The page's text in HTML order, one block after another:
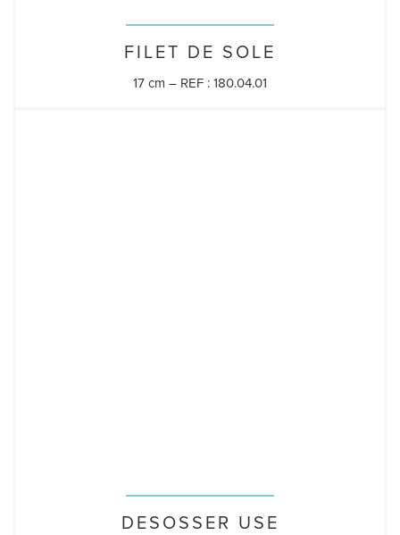
FILET DE SOLE
17 cm – REF : 180.04.01
DESOSSER USE